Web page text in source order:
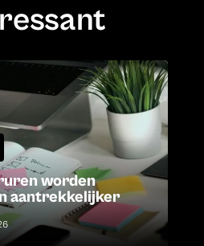
worden
aantrekkelijker